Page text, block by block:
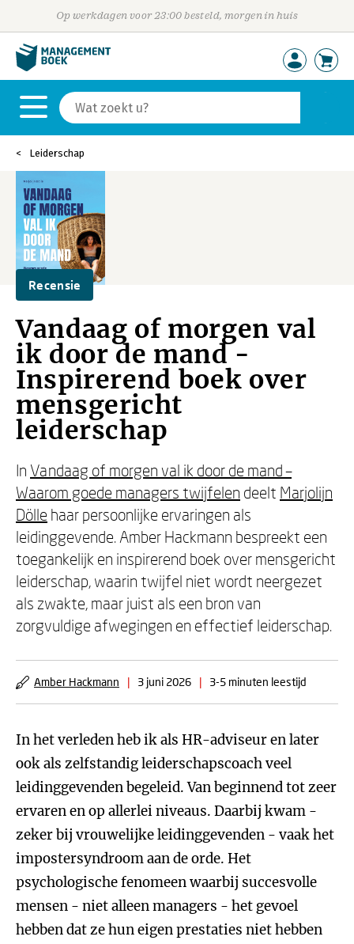
Op werkdagen voor 23:00 besteld, morgen in huis
Leiderschap
Recensie
Vandaag of morgen val
ik door de mand -
Inspirerend boek over
mensgericht
leiderschap
In Vandaag of morgen val ik door de mand –
Waarom goede managers twijfelen deelt Marjolijn
Dölle haar persoonlijke ervaringen als
leidinggevende. Amber Hackmann bespreekt een
toegankelijk en inspirerend boek over mensgericht
leiderschap, waarin twijfel niet wordt neergezet
als zwakte, maar juist als een bron van
zorgvuldige afwegingen en effectief leiderschap.
Amber Hackmann | 3 juni 2026 | 3-5 minuten leestijd
In het verleden heb ik als HR-adviseur en later
ook als zelfstandig leiderschapscoach veel
leidinggevenden begeleid. Van beginnend tot zeer
ervaren en op allerlei niveaus. Daarbij kwam -
zeker bij vrouwelijke leidinggevenden - vaak het
impostersyndroom aan de orde. Het
psychologische fenomeen waarbij succesvolle
mensen - niet alleen managers - het gevoel
hebben dat ze hun eigen prestaties niet hebben